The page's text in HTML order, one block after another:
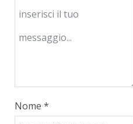
Nome *